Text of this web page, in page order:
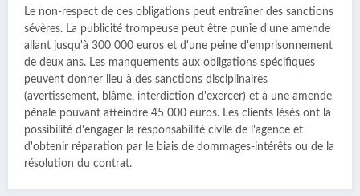
Le non-respect de ces obligations peut entraîner des sanctions
sévères. La publicité trompeuse peut être punie d'une amende
allant jusqu'à 300 000 euros et d'une peine d'emprisonnement
de deux ans. Les manquements aux obligations spécifiques
peuvent donner lieu à des sanctions disciplinaires
(avertissement, blâme, interdiction d'exercer) et à une amende
pénale pouvant atteindre 45 000 euros. Les clients lésés ont la
possibilité d'engager la responsabilité civile de l'agence et
d'obtenir réparation par le biais de dommages-intérêts ou de la
résolution du contrat.